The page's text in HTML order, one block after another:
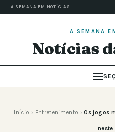
A SEMANA EM NOTÍCIAS
A SEMANA
Notícias
Início › Entretenimento › Os jogos
neste